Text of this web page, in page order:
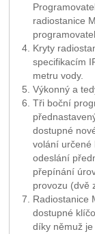
radiostanice
Kryty
specifikacím
metru vody.
Výkonný a
Tři boční
dostupné
volání určené
odeslání
přepínání
provozu (dvě
Radiostanice
dostupné
díky němuž